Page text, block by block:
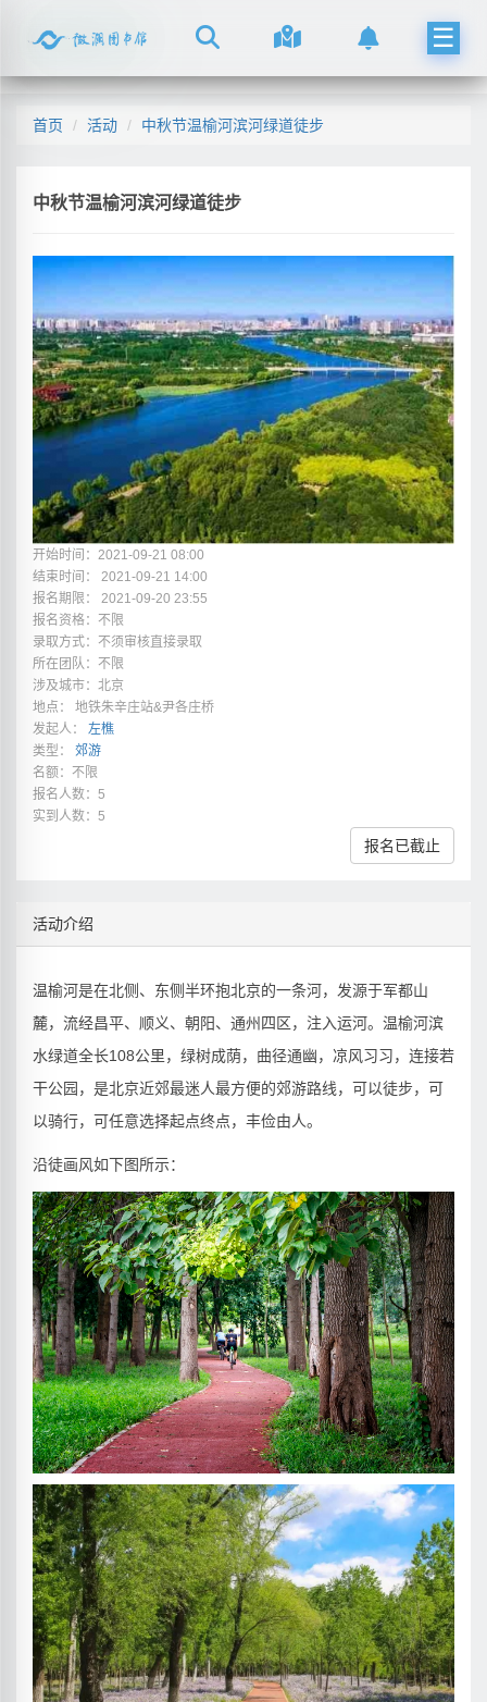
☰
首页 活动 中秋节温榆河滨河绿道徒步
中秋节温榆河滨河绿道徒步
开始时间：2021-09-21 08:00
结束时间： 2021-09-21 14:00
报名期限： 2021-09-20 23:55
报名资格：不限
录取方式：不须审核直接录取
所在团队：不限
涉及城市：北京
地点： 地铁朱辛庄站&尹各庄桥
发起人： 左樵
类型： 郊游
名额：不限
报名人数：5
实到人数：5
报名已截止
活动介绍
温榆河是在北侧、东侧半环抱北京的一条河，发源于军都山
麓，流经昌平、顺义、朝阳、通州四区，注入运河。温榆河滨
水绿道全长108公里，绿树成荫，曲径通幽，凉风习习，连接若
干公园，是北京近郊最迷人最方便的郊游路线，可以徒步，可
以骑行，可任意选择起点终点，丰俭由人。
沿徒画风如下图所示：